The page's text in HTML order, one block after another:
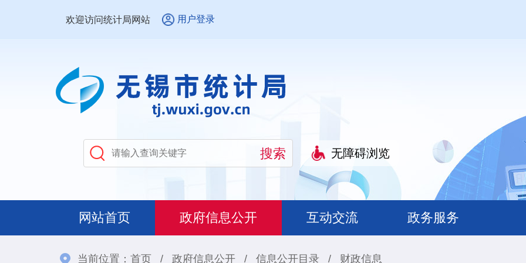
欢迎访问统计局网站 用户登录
无障碍浏览
网站首页 政府信息公开 互动交流 政务服务
当前位置： 首页 / 政府信息公开 / 信息公开目录 / 财政信息